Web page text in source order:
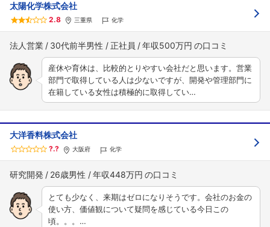
太陽化学株式会社
2.8 三重県 化学
法人営業 30代前半男性 正社員 年収500万円
産休や育休は、比較的とりやすい会社だと思います。営業
部門で取得している人は少ないですが、開発や管理部門に
在籍している女性は積極的に取得してい…
大洋香料株式会社
?.? 大阪府 化学
研究開発 26歳男性 年収448万円
とても少なく、来期はゼロになりそうです。会社のお金の
使い方、価値観について疑問を感じている今日この
頃。。。…